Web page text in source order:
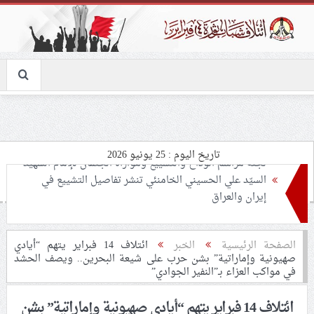
تاريخ اليوم : 25 يونيو 2026
تحذيرات من استغلال الأوضاع في غزّة لإشعال صراعات
داخليّة تخدم الاحتلال
ملفّ إنسانيّ مؤلم.. الأسيرات الفلسطينيّات بين القمع
والإهمال الطبي
55 مأتمًا وحسينيّة يعترضون على الإجراءات القمعيّة للنظام
الصفحة الرئيسية الخبر ائتلاف 14 فبراير يتهم “أيادي
صهيونية وإماراتية” بشن حرب على شيعة البحرين.. ويصف الحشد
في مواكب العزاء بـ”النفير الجوادي”
ائتلاف 14 فبراير يتهم “أيادي صهيونية وإماراتية” بشن